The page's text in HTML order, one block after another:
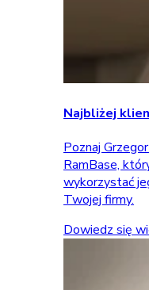
Najbliżej
Poznaj
RamBase,
wykorzystać
Twojej firmy.
Dowiedz się